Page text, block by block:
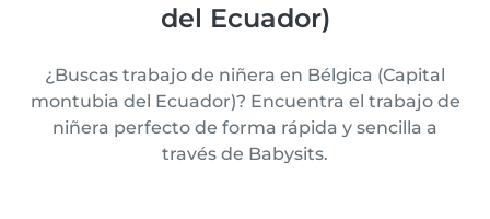
del Ecuador)
¿Buscas trabajo de niñera en Bélgica (Capital
montubia del Ecuador)? Encuentra el trabajo de
niñera perfecto de forma rápida y sencilla a
través de Babysits.